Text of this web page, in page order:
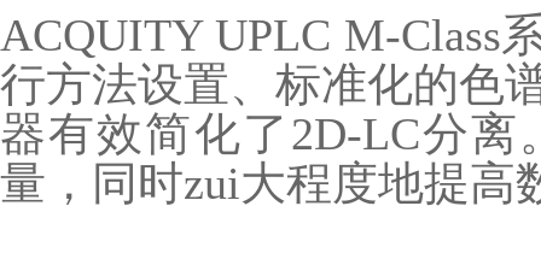
ACQUITY UPLC M-Class
行方法设置、标准化的色
器有效简化了2D-LC分
量，同时zui大程度地提高